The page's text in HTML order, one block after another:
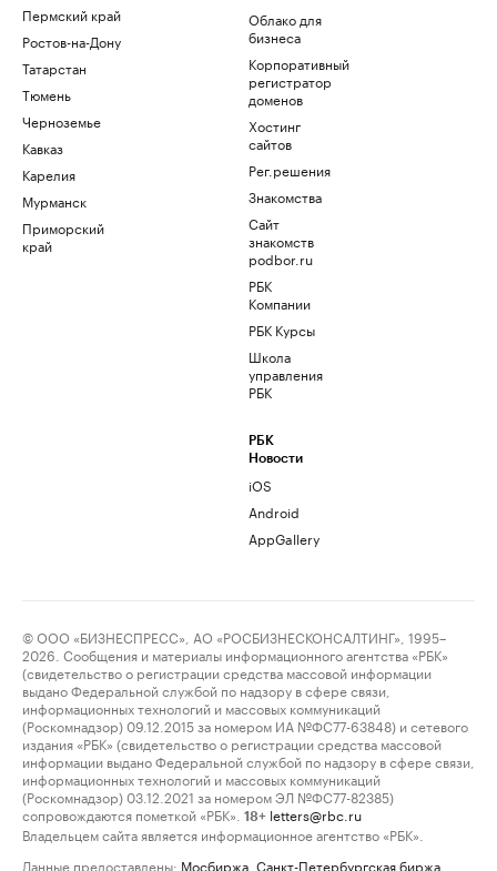
Пермский край
Ростов-на-Дону
Татарстан
Тюмень
Черноземье
Кавказ
Карелия
Мурманск
Приморский
край
Облако для
бизнеса
Корпоративный
регистратор
доменов
Хостинг
сайтов
Рег.решения
Знакомства
Сайт
знакомств
podbor.ru
РБК
Компании
РБК Курсы
Школа
управления
РБК
РБК
Новости
iOS
Android
AppGallery
© ООО «БИЗНЕСПРЕСС», АО «РОСБИЗНЕСКОНСАЛТИНГ», 1995–
2026. Сообщения и материалы информационного агентства «РБК»
(свидетельство о регистрации средства массовой информации
выдано Федеральной службой по надзору в сфере связи,
информационных технологий и массовых коммуникаций
(Роскомнадзор) 09.12.2015 за номером ИА №ФС77-63848) и сетевого
издания «РБК» (свидетельство о регистрации средства массовой
информации выдано Федеральной службой по надзору в сфере связи,
информационных технологий и массовых коммуникаций
(Роскомнадзор) 03.12.2021 за номером ЭЛ №ФС77-82385)
сопровождаются пометкой «РБК».
18+ letters@rbc.ru
Владельцем сайта является информационное агентство «РБК».
Данные предоставлены: Мосбиржа Санкт-Петербургская биржа